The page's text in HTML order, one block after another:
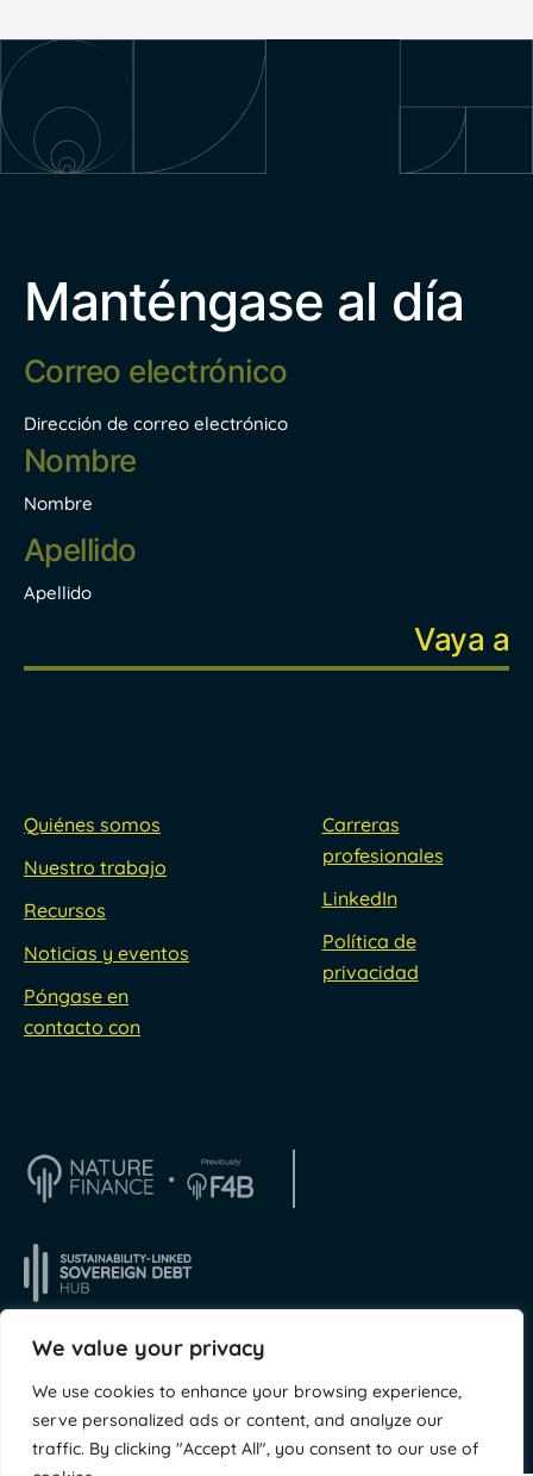
We value your privacy
We use cookies to enhance your browsing experience,
serve personalized ads or content, and analyze our
traffic. By clicking "Accept All", you consent to our use of
Manténgase al día
Correo
electrónico *
Dirección de correo electrónico
Nombre
Nombre
Apellido
Quiénes somos
Nuestro trabajo
Recursos
Noticias y eventos
Póngase en
contacto con
Carreras
profesionales
LinkedIn
Política de
privacidad
© NatureFinance 2026 Sitio web deJory & Co